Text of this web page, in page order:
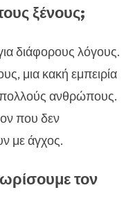
ξένους;
διάφορους λόγους.
μια κακή εμπειρία
πολλούς ανθρώπους.
που δεν
με άγχος.
τον